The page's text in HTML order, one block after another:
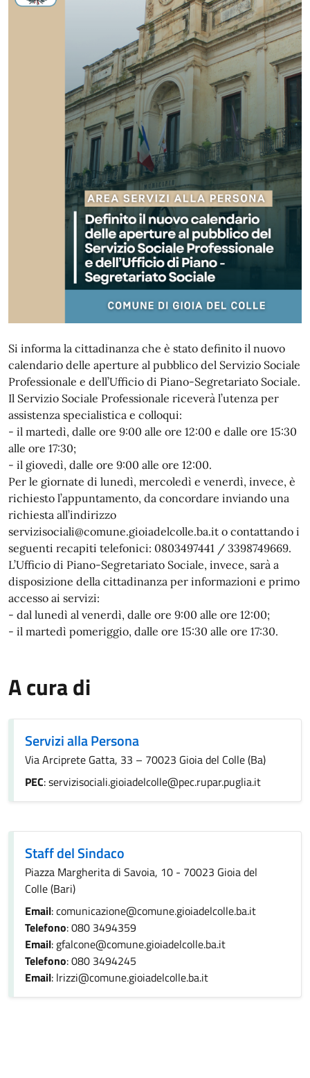
Si informa la cittadinanza che è stato definito il nuovo
calendario delle aperture al pubblico del Servizio Sociale
Professionale e dell’Ufficio di Piano-Segretariato Sociale.
Il Servizio Sociale Professionale riceverà l’utenza per
assistenza specialistica e colloqui:
- il martedì, dalle ore 9:00 alle ore 12:00 e dalle ore 15:30
alle ore 17:30;
- il giovedì, dalle ore 9:00 alle ore 12:00.
Per le giornate di lunedì, mercoledì e venerdì, invece, è
richiesto l’appuntamento, da concordare inviando una
richiesta all’indirizzo
servizisociali@comune.gioiadelcolle.ba.it o contattando i
seguenti recapiti telefonici: 0803497441 / 3398749669.
L’Ufficio di Piano-Segretariato Sociale, invece, sarà a
disposizione della cittadinanza per informazioni e primo
accesso ai servizi:
- dal lunedì al venerdì, dalle ore 9:00 alle ore 12:00;
- il martedì pomeriggio, dalle ore 15:30 alle ore 17:30.
A cura di
Servizi alla Persona
Via Arciprete Gatta, 33 – 70023 Gioia del Colle (Ba)
PEC: servizisociali.gioiadelcolle@pec.rupar.puglia.it
Staff del Sindaco
Piazza Margherita di Savoia, 10 - 70023 Gioia del
Colle (Bari)
Email: comunicazione@comune.gioiadelcolle.ba.it
Telefono: 080 3494359
Email: gfalcone@comune.gioiadelcolle.ba.it
Telefono: 080 3494245
Email: lrizzi@comune.gioiadelcolle.ba.it